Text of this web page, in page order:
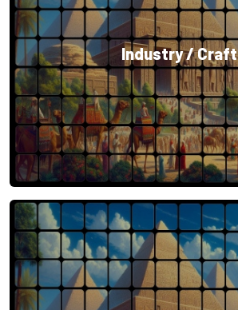
Industry / Craft